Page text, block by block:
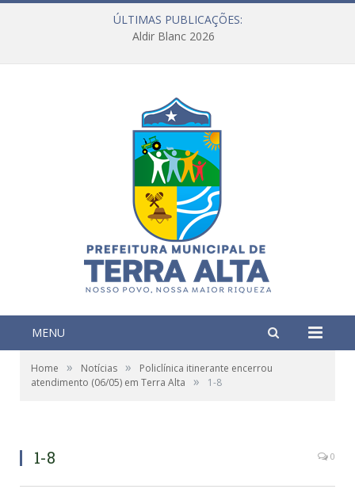
ÚLTIMAS PUBLICAÇÕES:
Aldir Blanc 2026
MENU
Home » Notícias »
Policlínica itinerante encerrou
atendimento (06/05) em Terra Alta
» 1-8
1-8 0